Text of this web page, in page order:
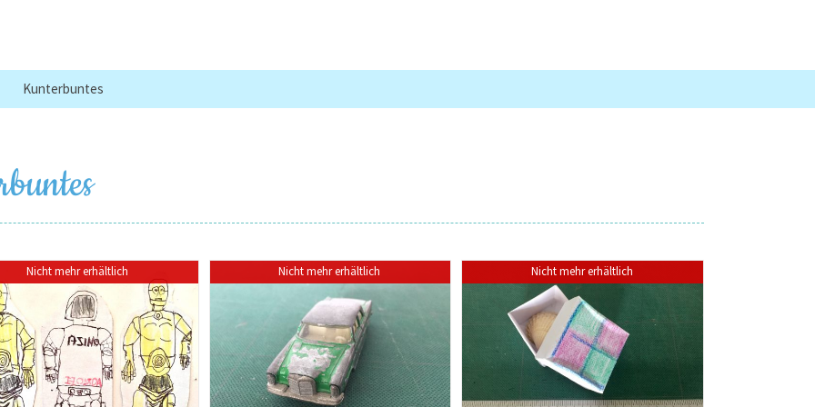
Kunterbuntes
Nicht mehr erhältlich Nicht mehr erhältlich Nicht mehr erhältlich